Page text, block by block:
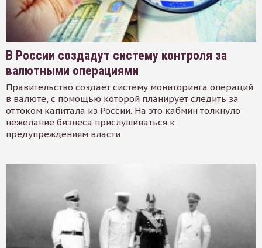
В России создадут систему контроля за
валютными операциями
Правительство создает систему мониторинга операций
в валюте, с помощью которой планирует следить за
оттоком капитала из России. На это кабмин толкнуло
нежелание бизнеса прислушиваться к
предупреждениям власти